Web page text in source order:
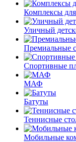
Комплексы
Уличный
Премиальные
Спортивные
МАФ
Батуты
Теннисные
Мобильные